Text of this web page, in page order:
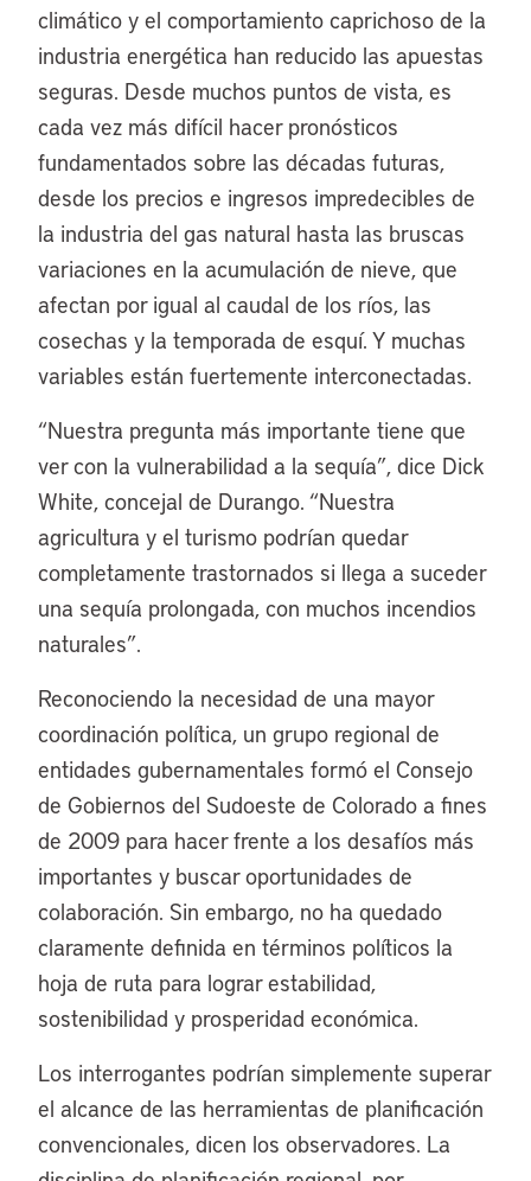
climático y el comportamiento caprichoso de la
industria energética han reducido las apuestas
seguras. Desde muchos puntos de vista, es
cada vez más difícil hacer pronósticos
fundamentados sobre las décadas futuras,
desde los precios e ingresos impredecibles de
la industria del gas natural hasta las bruscas
variaciones en la acumulación de nieve, que
afectan por igual al caudal de los ríos, las
cosechas y la temporada de esquí. Y muchas
variables están fuertemente interconectadas.
“Nuestra pregunta más importante tiene que
ver con la vulnerabilidad a la sequía”, dice Dick
White, concejal de Durango. “Nuestra
agricultura y el turismo podrían quedar
completamente trastornados si llega a suceder
una sequía prolongada, con muchos incendios
naturales”.
Reconociendo la necesidad de una mayor
coordinación política, un grupo regional de
entidades gubernamentales formó el Consejo
de Gobiernos del Sudoeste de Colorado a fines
de 2009 para hacer frente a los desafíos más
importantes y buscar oportunidades de
colaboración. Sin embargo, no ha quedado
claramente definida en términos políticos la
hoja de ruta para lograr estabilidad,
sostenibilidad y prosperidad económica.
Los interrogantes podrían simplemente superar
el alcance de las herramientas de planificación
convencionales, dicen los observadores. La